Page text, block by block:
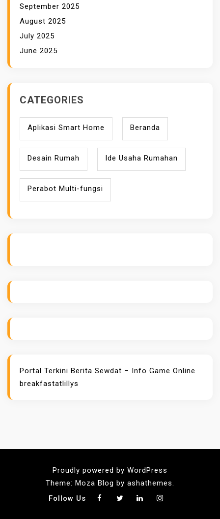
September 2025
August 2025
July 2025
June 2025
CATEGORIES
Aplikasi Smart Home Beranda
Desain Rumah Ide Usaha Rumahan
Perabot Multi-fungsi
Portal Terkini Berita Sewdat – Info Game Online
breakfastatlillys
Proudly powered by WordPress
Theme: Moza Blog by ashathemes.
Follow Us